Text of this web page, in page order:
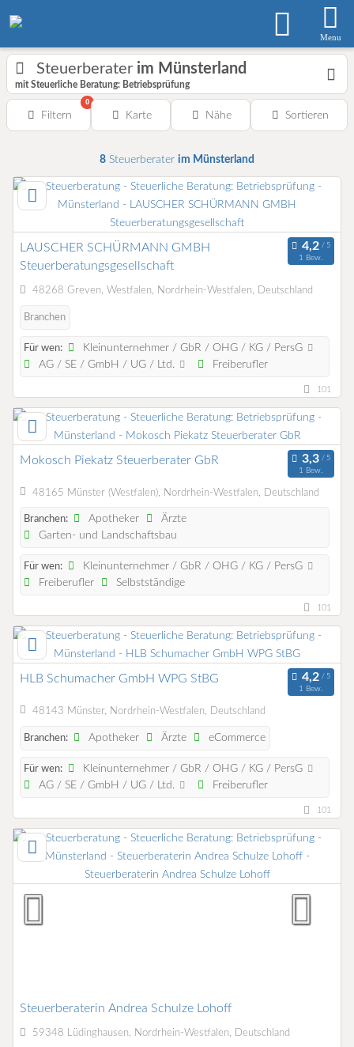
Menu
Steuerberater im Münsterland
mit Steuerliche Beratung: Betriebsprüfung
Filtern
0
Karte Nähe Sortieren
8 Steuerberater im Münsterland
LAUSCHER SCHÜRMANN GMBH
Steuerberatungsgesellschaft
1 Bew.
48268 Greven, Westfalen, Nordrhein-Westfalen, Deutschland
Branchen
Für wen:
Kleinunternehmer / GbR / OHG / KG / PersG
AG / SE / GmbH / UG / Ltd.
Freiberufler
101
Mokosch Piekatz Steuerberater GbR
1 Bew.
48165 Münster (Westfalen), Nordrhein-Westfalen, Deutschland
Branchen: Apotheker
Ärzte
Garten- und Landschaftsbau
Für wen:
Kleinunternehmer / GbR / OHG / KG / PersG
Freiberufler
Selbstständige
101
HLB Schumacher GmbH WPG StBG
1 Bew.
48143 Münster, Nordrhein-Westfalen, Deutschland
Branchen: Apotheker Ärzte eCommerce
Für wen:
Kleinunternehmer / GbR / OHG / KG / PersG
AG / SE / GmbH / UG / Ltd.
Freiberufler
101
Steuerberaterin Andrea Schulze Lohoff
59348 Lüdinghausen, Nordrhein-Westfalen, Deutschland